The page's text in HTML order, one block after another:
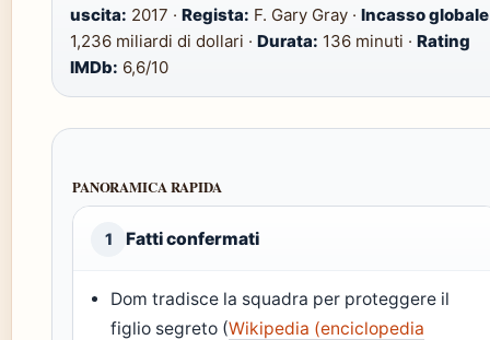
uscita: 2017 · Regista: F. Gary Gray · Incasso
1,236 miliardi di dollari · Durata: 136 minuti · Rating
IMDb: 6,6/10
PANORAMICA RAPIDA
1 Fatti confermati
Dom tradisce la squadra per proteggere il
figlio segreto (Wikipedia (enciclopedia